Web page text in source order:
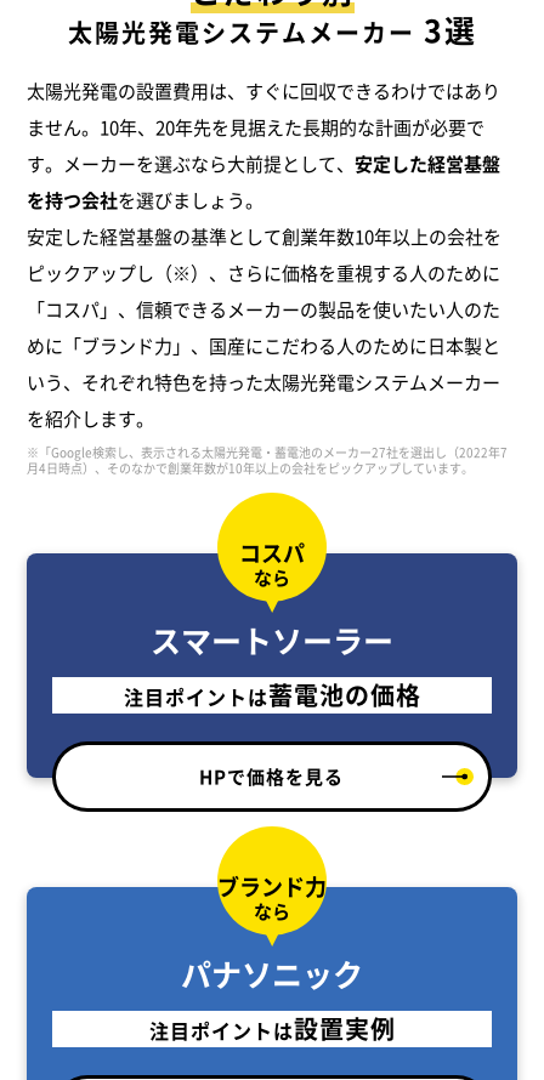
太陽光発電システムメーカー 3選
太陽光発電の設置費用は、すぐに回収できるわけではあり
ません。10年、20年先を見据えた長期的な計画が必要で
す。メーカーを選ぶなら大前提として、安定した経営基盤
を持つ会社を選びましょう。
安定した経営基盤の基準として創業年数10年以上の会社を
ピックアップし（※）、さらに価格を重視する人のために
「コスパ」、信頼できるメーカーの製品を使いたい人のた
めに「ブランド力」、国産にこだわる人のために日本製と
いう、それぞれ特色を持った太陽光発電システムメーカー
を紹介します。
※「Google検索し、表示される太陽光発電・蓄電池のメーカー27社を選出し（2022年7
月4日時点）、そのなかで創業年数が10年以上の会社をピックアップしています。
コスパ
なら
スマートソーラー
注目ポイントは蓄電池の価格
HPで価格を見る
ブランド力
なら
パナソニック
注目ポイントは設置実例